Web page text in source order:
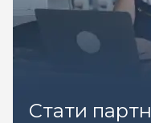
Стати